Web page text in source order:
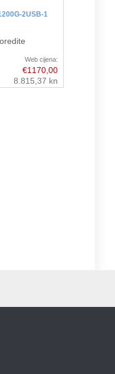
2USB-1
Web cijena:
€1170,00
8.815,37 kn